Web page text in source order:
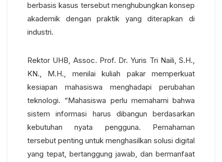
berbasis kasus tersebut menghubungkan konsep
akademik dengan praktik yang diterapkan di
industri.
Rektor UHB, Assoc. Prof. Dr. Yuris Tri Naili, S.H.,
KN., M.H., menilai kuliah pakar memperkuat
kesiapan mahasiswa menghadapi perubahan
teknologi. “Mahasiswa perlu memahami bahwa
sistem informasi harus dibangun berdasarkan
kebutuhan nyata pengguna. Pemahaman
tersebut penting untuk menghasilkan solusi digital
yang tepat, bertanggung jawab, dan bermanfaat